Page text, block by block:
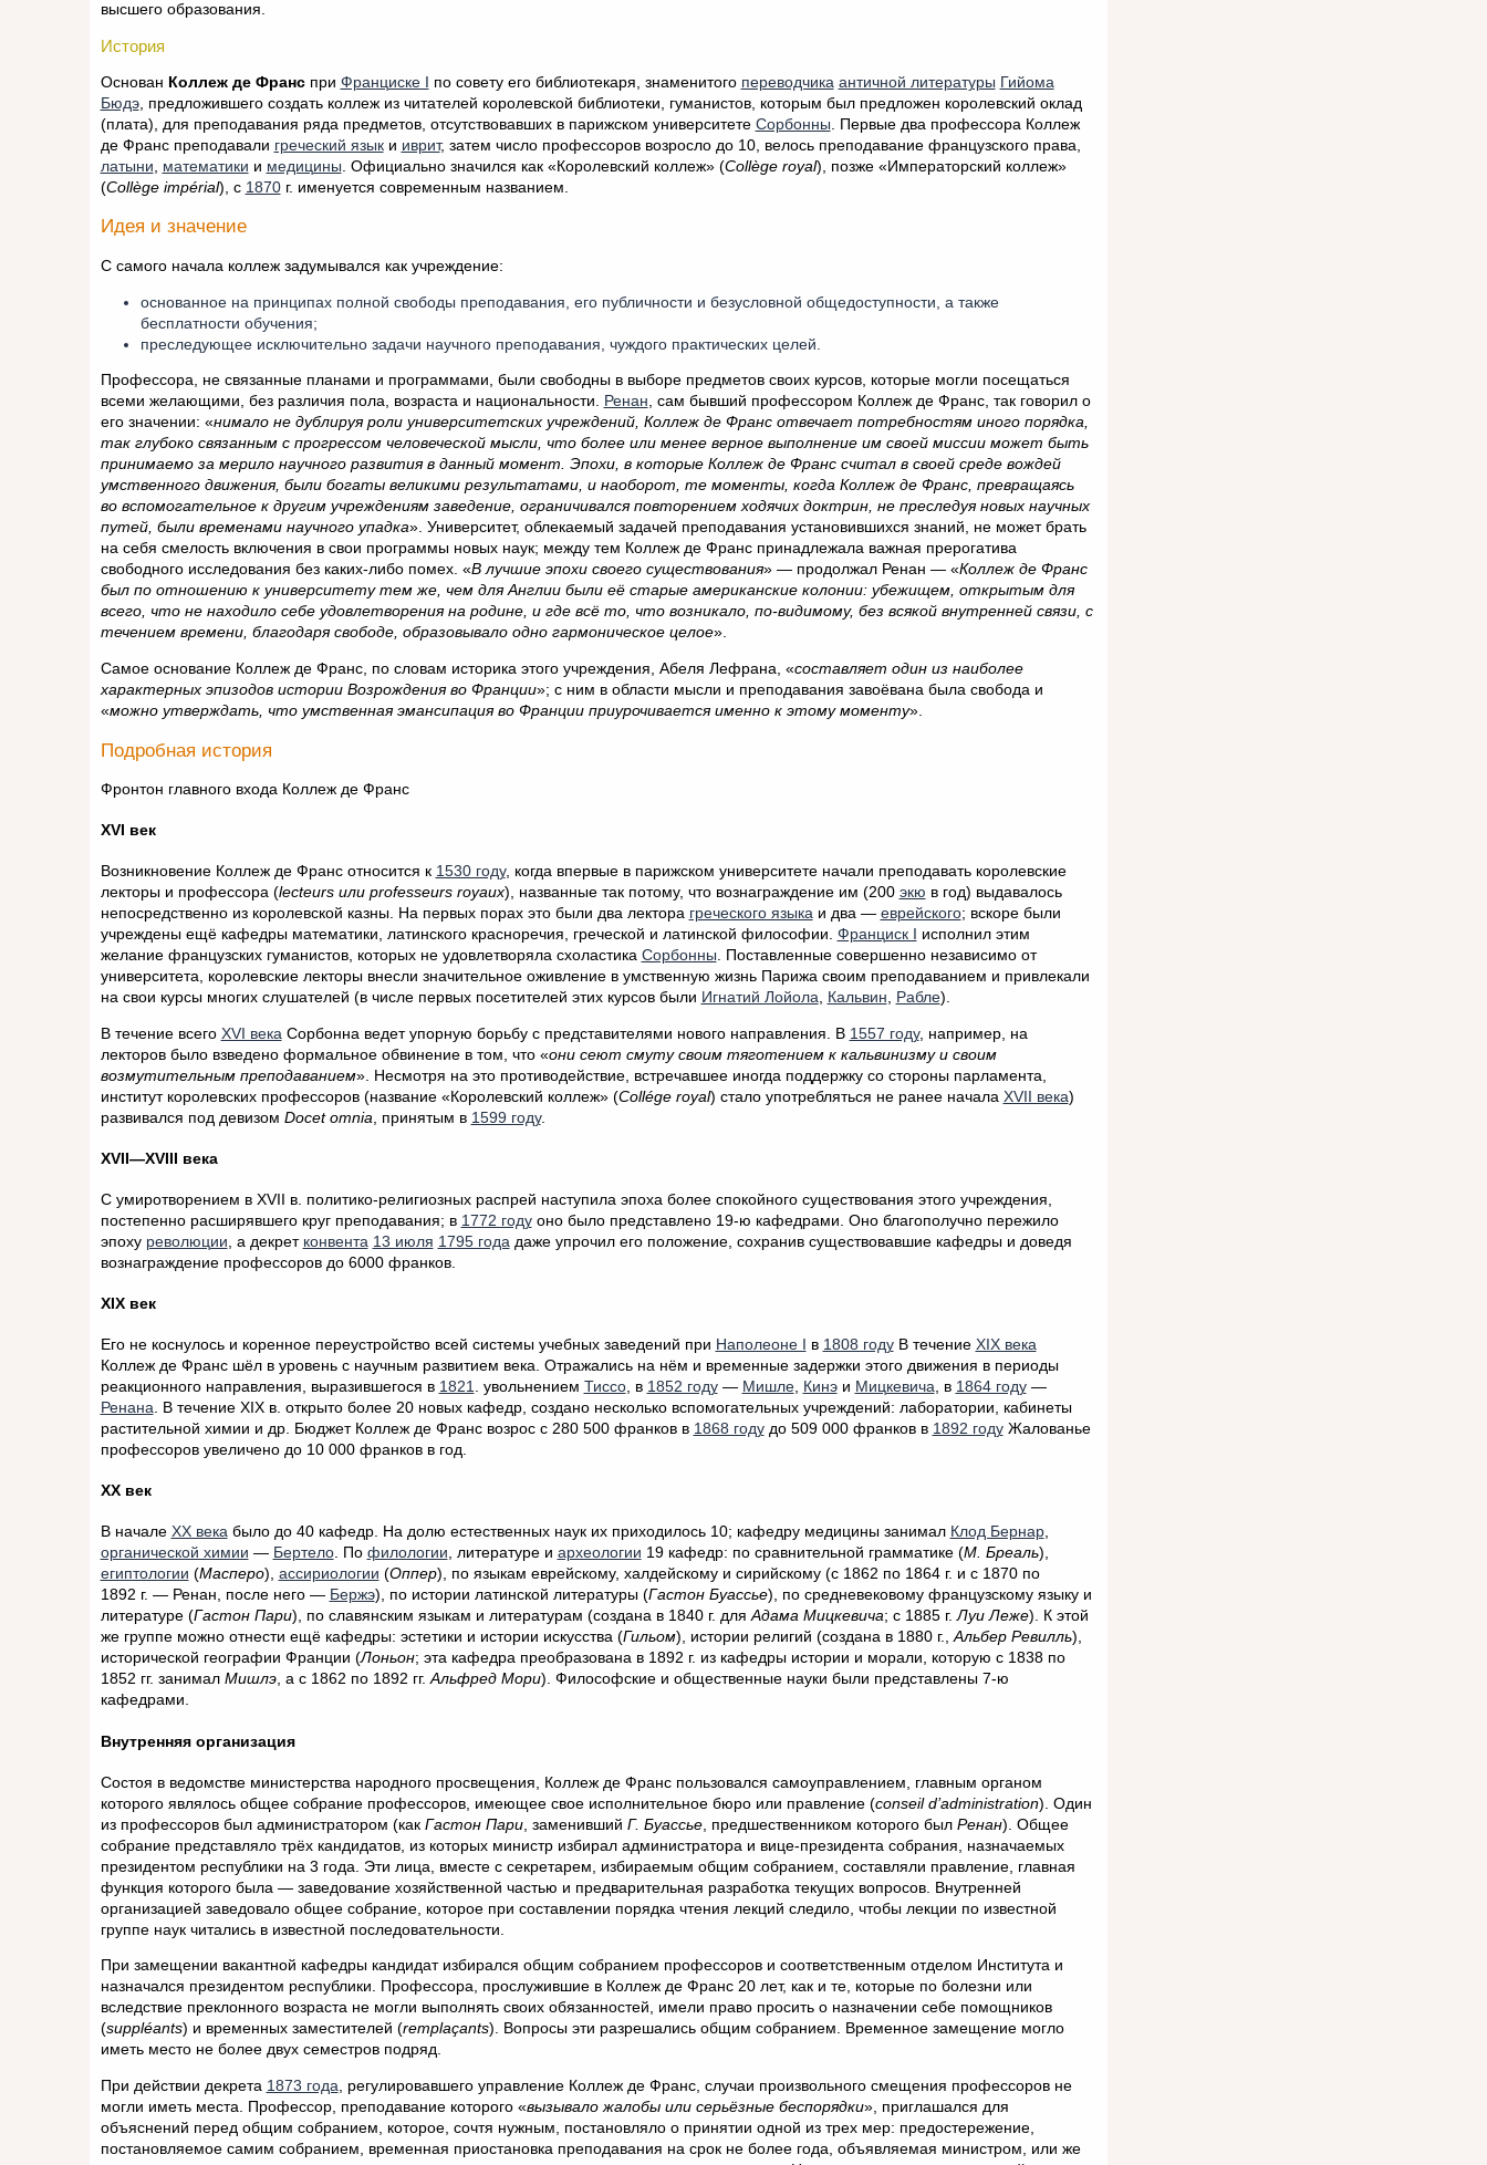
высшего образования.
История
Основан Коллеж де Франспри Франциске I по совету его библиотекаря, знаменитого переводчика античной литературы Гийома
Бюдэ, предложившего создать коллеж из читателей королевской библиотеки, гуманистов, которым был предложен королевский оклад
(плата), для преподавания ряда предметов, отсутствовавших в парижском университете Сорбонны . Первые два профессора Коллеж
де Франс преподавали греческий языки иврит, затем число профессоров возросло до 10, велось преподавание французского права,
латыни
математики и медицины . Официально значился как «Королевский коллеж» (Collège royal), позже «Императорский коллеж»
(Collège impérial), с 1870г. именуется современным названием.
Идея и значение
С самого начала коллеж задумывался как учреждение:
основанное на принципах полной свободы преподавания, его публичности и безусловной общедоступности, а также
бесплатности обучения;
преследующее исключительно задачи научного преподавания, чуждого практических целей.
Профессора, не связанные планами и программами, были свободны в выборе предметов своих курсов, которые могли посещаться
всеми желающими, без различия пола, возраста и национальности. Ренан, сам бывший профессором Коллеж де Франс, так говорил о
его значении: «нимало не дублируя роли университетских учреждений, Коллеж де Франс отвечает потребностям иного порядка,
так глубоко связанным с прогрессом человеческой мысли, что более или менее верное выполнение им своей миссии может быть
принимаемо за мерило научного развития в данный момент. Эпохи, в которые Коллеж де Франс считал в своей среде вождей
умственного движения, были богаты великими результатами, и наоборот, те моменты, когда Коллеж де Франс, превращаясь
во вспомогательное к другим учреждениям заведение, ограничивался повторением ходячих доктрин, не преследуя новых научных
путей, были временами научного упадка». Университет, облекаемый задачей преподавания установившихся знаний, не может брать
на себя смелость включения в свои программы новых наук; между тем Коллеж де Франс принадлежала важная прерогатива
свободного исследования без каких-либо помех. «В лучшие эпохи своего существования» — продолжал Ренан — «Коллеж де Франс
был по отношению к университету тем же, чем для Англии были её старые американские колонии: убежищем, открытым для
всего, что не находило себе удовлетворения на родине, и где всё то, что возникало, по-видимому, без всякой внутренней связи, с
течением времени, благодаря свободе, образовывало одно гармоническое целое».
Самое основание Коллеж де Франс, по словам историка этого учреждения, Абеля Лефрана, «составляет один из наиболее
характерных эпизодов истории Возрождения во Франции»; с ним в области мысли и преподавания завоёвана была свобода и
«можно утверждать, что умственная эмансипация во Франции приурочивается именно к этому моменту».
Подробная история
Фронтон главного входа Коллеж де Франс
XVI век
Возникновение Коллеж де Франс относится к 1530 году, когда впервые в парижском университете начали преподавать королевские
лекторы и профессора (lecteurs или professeurs royaux), названные так потому, что вознаграждение им (200 экю в год) выдавалось
непосредственно из королевской казны. На первых порах это были два лектора греческого языкаи два — еврейского; вскоре были
учреждены ещё кафедры математики, латинского красноречия, греческой и латинской философии. Франциск I
исполнил этим
желание французских гуманистов, которых не удовлетворяла схоластика Сорбонны. Поставленные совершенно независимо от
университета, королевские лекторы внесли значительное оживление в умственную жизнь Парижа своим преподаванием и привлекали
на свои курсы многих слушателей (в числе первых посетителей этих курсов были Игнатий Лойола, Кальвин, Рабле).
В течение всего XVI векаСорбонна ведет упорную борьбу с представителями нового направления. В 1557 году, например, на
лекторов было взведено формальное обвинение в том, что «они сеют смуту своим тяготением к кальвинизму и своим
возмутительным преподаванием». Несмотря на это противодействие, встречавшее иногда поддержку со стороны парламента,
институт королевских профессоров (название «Королевский коллеж» (Collége royal) стало употребляться не ранее начала XVII века)
развивался под девизом Docet omnia, принятым в 1599 году.
XVII—XVIII века
С умиротворением в XVII в. политико-религиозных распрей наступила эпоха более спокойного существования этого учреждения,
постепенно расширявшего круг преподавания; в 1772 годуоно было представлено 19-ю кафедрами. Оно благополучно пережило
эпоху революции, а декрет конвента 13 июля 1795 годадаже упрочил его положение, сохранив существовавшие кафедры и доведя
вознаграждение профессоров до 6000 франков.
XIX век
Его не коснулось и коренное переустройство всей системы учебных заведений при Наполеоне I в 1808 годуВ течение XIX века
Коллеж де Франс шёл в уровень с научным развитием века. Отражались на нём и временные задержки этого движения в периоды
реакционного направления, выразившегося в 1821. увольнением Тиссо, в 1852 году— Мишле, Кинэи Мицкевича, в 1864 году—
Ренана. В течение XIX в. открыто более 20 новых кафедр, создано несколько вспомогательных учреждений: лаборатории, кабинеты
растительной химии и др. Бюджет Коллеж де Франс возрос с 280 500 франков в 1868 годудо 509 000 франков в 1892 годуЖалованье
профессоров увеличено до 10 000 франков в год.
XX век
В начале XX векабыло до 40 кафедр. На долю естественных наук их приходилось 10; кафедру медицины занимал Клод Бернар,
органической химии — Бертело. По филологии, литературе и археологии 19 кафедр: по сравнительной грамматике (М. Бреаль),
египтологии (Масперо), ассириологии (Оппер), по языкам еврейскому, халдейскому и сирийскому (с 1862 по 1864 г. и с 1870 по
1892 г. — Ренан, после него — Бержэ), по истории латинской литературы (Гастон Буассье), по средневековому французскому языку и
литературе (Гастон Пари), по славянским языкам и литературам (создана в 1840 г. дляАдама Мицкевича; с 1885 г.Луи Леже). К этой
же группе можно отнести ещё кафедры: эстетики и истории искусства (Гильом), истории религий (создана в 1880 г.,Альбер Ревилль),
исторической географии Франции (Лоньон; эта кафедра преобразована в 1892 г. из кафедры истории и морали, которую с 1838 по
1852 гг. занимал Мишлэ, а с 1862 по 1892 гг.Альфред Мори). Философские и общественные науки были представлены 7-ю
кафедрами.
Внутренняя организация
Состоя в ведомстве министерства народного просвещения, Коллеж де Франс пользовался самоуправлением, главным органом
которого являлось общее собрание профессоров, имеющее свое исполнительное бюро или правление (conseil d’administration). Один
из профессоров был администратором (как Гастон Пари, заменивший Г. Буассье, предшественником которого был Ренан). Общее
собрание представляло трёх кандидатов, из которых министр избирал администратора и вице-президента собрания, назначаемых
президентом республики на 3 года. Эти лица, вместе с секретарем, избираемым общим собранием, составляли правление, главная
функция которого была — заведование хозяйственной частью и предварительная разработка текущих вопросов. Внутренней
организацией заведовало общее собрание, которое при составлении порядка чтения лекций следило, чтобы лекции по известной
группе наук читались в известной последовательности.
При замещении вакантной кафедры кандидат избирался общим собранием профессоров и соответственным отделом Института и
назначался президентом республики. Профессора, прослужившие в Коллеж де Франс 20 лет, как и те, которые по болезни или
вследствие преклонного возраста не могли выполнять своих обязанностей, имели право просить о назначении себе помощников
(suppléants) и временных заместителей (remplaçants). Вопросы эти разрешались общим собранием. Временное замещение могло
иметь место не более двух семестров подряд.
При действии декрета 1873 года , регулировавшего управление Коллеж де Франс, случаи произвольного смещения профессоров не
могли иметь места. Профессор, преподавание которого «вызывало жалобы или серьёзные беспорядки», приглашался для
объяснений перед общим собранием, которое, сочтя нужным, постановляло о принятии одной из трех мер: предостережение,
постановляемое самим собранием, временная приостановка преподавания на срок не более года, объявляемая министром, или же